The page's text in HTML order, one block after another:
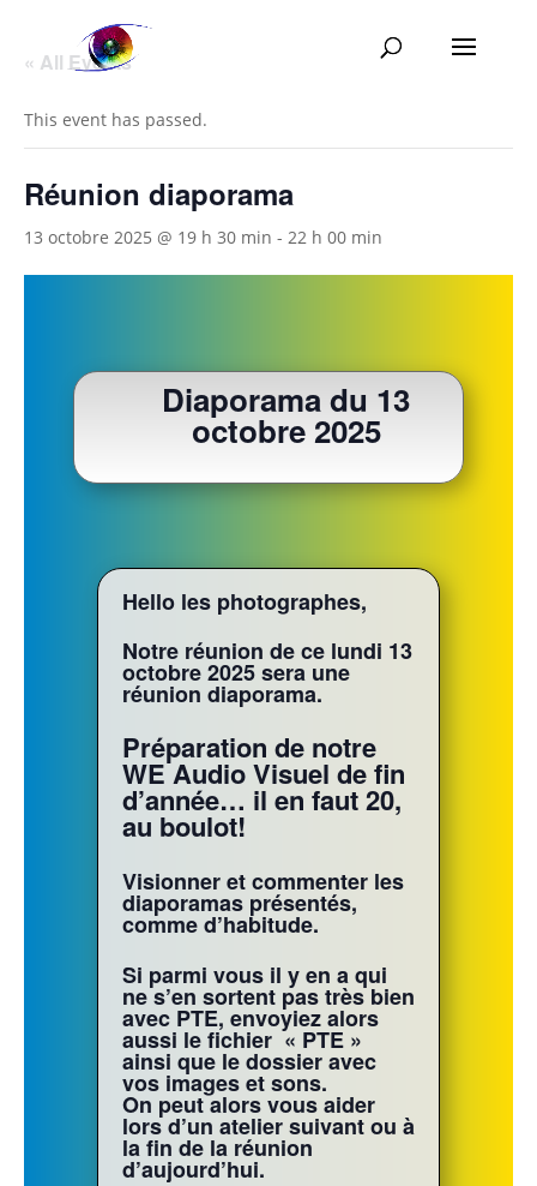
« All Events
This event has passed.
Réunion diaporama
13 octobre 2025 @ 19 h 30 min - 22 h 00 min
Diaporama du 13
octobre 2025
Hello les photographes,
Notre réunion de ce lundi 13
octobre 2025 sera une
réunion diaporama.
Préparation de notre
WE Audio Visuel de fin
d’année… il en faut 20,
au boulot!
Visionner et commenter les
diaporamas présentés,
comme d’habitude.
Si parmi vous il y en a qui
ne s’en sortent pas très bien
avec PTE, envoyiez alors
aussi le fichier « PTE »
ainsi que le dossier avec
vos images et sons.
On peut alors vous aider
lors d’un atelier suivant ou à
la fin de la réunion
d’aujourd’hui.